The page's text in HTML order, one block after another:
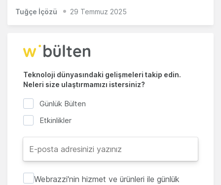
Tuğçe İçözü 29 Temmuz 2025
Teknoloji dünyasındaki gelişmeleri takip edin.
Neleri size ulaştırmamızı istersiniz?
Günlük Bülten
Etkinlikler
Webrazzi'nin hizmet ve ürünleri ile günlük